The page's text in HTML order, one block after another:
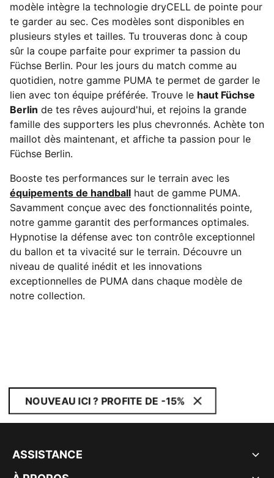
modèle intègre la technologie dryCELL de pointe pour
te garder au sec. Ces modèles sont disponibles en
plusieurs styles et tailles. Tu trouveras donc à coup
sûr la coupe parfaite pour exprimer ta passion du
Füchse Berlin. Pour les jours du match comme au
quotidien, notre gamme PUMA te permet de garder le
lien avec ton équipe préférée. Trouve le haut Füchse
Berlin de tes rêves aujourd'hui, et rejoins la grande
famille des supporters les plus chevronnés. Achète ton
maillot dès maintenant, et affiche ta passion pour le
Füchse Berlin.
Booste tes performances sur le terrain avec les
équipements de handball haut de gamme PUMA.
Savamment conçue avec des fonctionnalités pointe,
notre gamme garantit des performances optimales.
Hypnotise la défense avec ton contrôle exceptionnel
du ballon et ta vivacité sur le terrain. Découvre un
niveau de qualité inédit et les innovations
exceptionnelles de PUMA dans chaque modèle de
notre collection.
NOUVEAU ICI ? PROFITE DE -15%
ASSISTANCE